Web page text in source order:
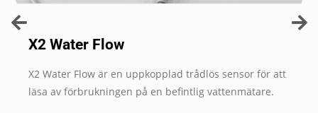
X2 Water Flow
X2 Water Flow är en uppkopplad trådlös sensor för att
läsa av förbrukningen på en befintlig vattenmätare.